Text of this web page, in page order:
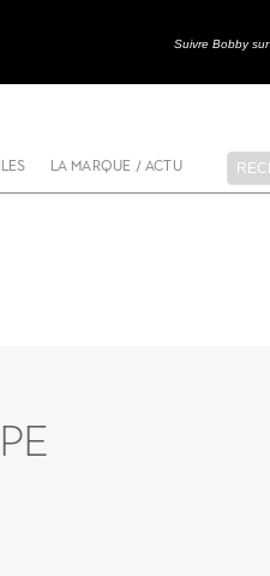
Suivre Bobby sur
LA MARQUE / ACTU